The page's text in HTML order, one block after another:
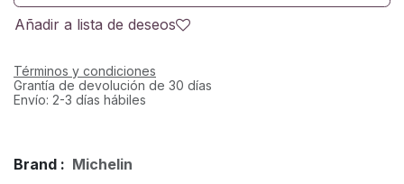
Añadir a lista de deseos
Términos y condiciones
Grantía de devolución de 30 días
Envío: 2-3 días hábiles
Brand : Michelin